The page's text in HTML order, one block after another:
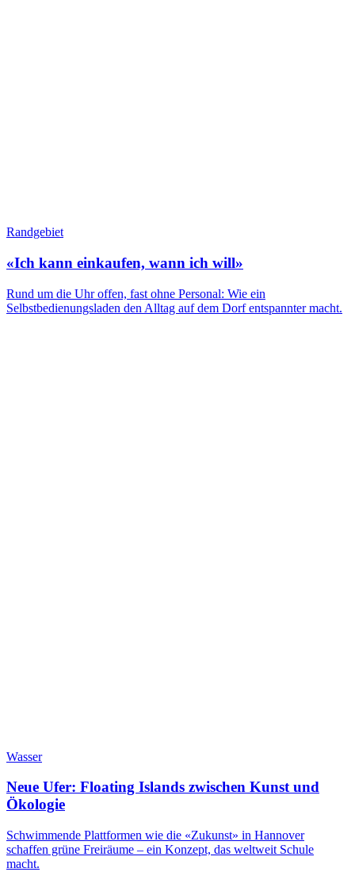
Randgebiet
«Ich kann einkaufen, wann ich will»
Rund um die Uhr offen, fast ohne Personal: Wie ein
Selbstbedienungsladen den Alltag auf dem Dorf entspannter macht.
Wasser
Neue Ufer: Floating Islands zwischen Kunst und
Ökologie
Schwimmende Plattformen wie die «Zukunst» in Hannover
schaffen grüne Freiräume – ein Konzept, das weltweit Schule
macht.